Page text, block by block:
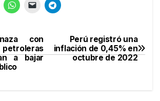
Perú registró una
inflación de 0,45% en
octubre de 2022
con
a bajar